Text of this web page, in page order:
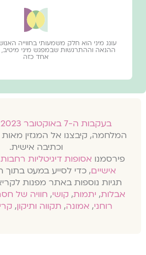
עונג מיני הוא חלק משמעותי בחווייה
ההנאה וההתרגשות שבמפגש מיני מיטיב,
אחד כזה
בעקבות ה-7 באוקטובר 2023
המלחמה, קיבצנו אל המגזין מאות
וכתיבה אישית.
פירסמנו אסופות דיגיטליות
אישיים, כדי לסייע במעט בתוך
תגיות נוספות באתר מפנות
אבלות, יתמות, קושי, חוויה של
רוחני, אמונה, תקווה ותיקון,